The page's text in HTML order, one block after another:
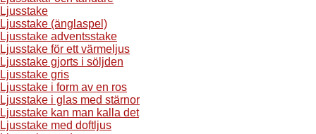
Ljusstake
Ljusstake (änglaspel)
Ljusstake adventsstake
Ljusstake för ett värmeljus
Ljusstake gjorts i söljden
Ljusstake gris
Ljusstake i form av en ros
Ljusstake i glas med stärnor
Ljusstake kan man kalla det
Ljusstake med doftljus